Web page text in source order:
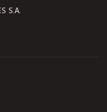
S.A.